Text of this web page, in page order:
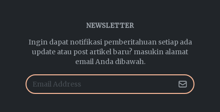
NEWSLETTER
Ingin dapat notifikasi pemberitahuan setiap ada
update atau post artikel baru? masukin alamat
email Anda dibawah.